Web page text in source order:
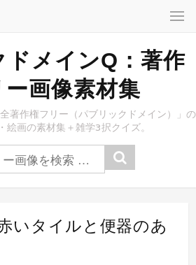
ドメインQ：著作
画像素材集
著作権フリー（パブリックドメイン）」の
絵画の素材集＋雑学3択クイズ。
いタイルと便器のあ